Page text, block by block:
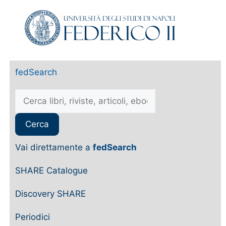
fedSearch
Vai direttamente a fedSearch
SHARE Catalogue
Discovery SHARE
Periodici